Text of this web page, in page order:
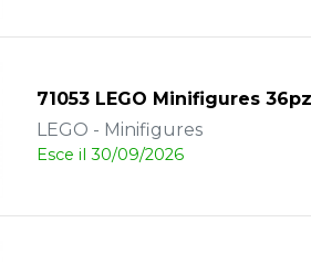
71053 LEGO Minifigures
LEGO - Minifigures
Esce il 30/09/2026